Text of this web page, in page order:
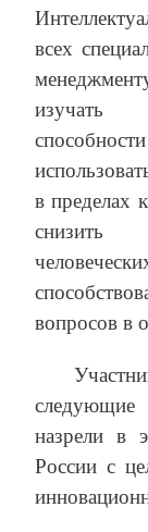
всех
изучать
в пределах
снизить
вопросов в
следующие
назрели в
России с